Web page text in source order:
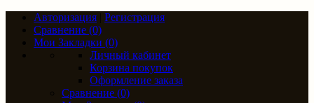
Авторизация
Регистрация
Сравнение (0)
Мои Закладки (0)
Личный кабинет
Корзина покупок
Оформление заказа
Сравнение (0)